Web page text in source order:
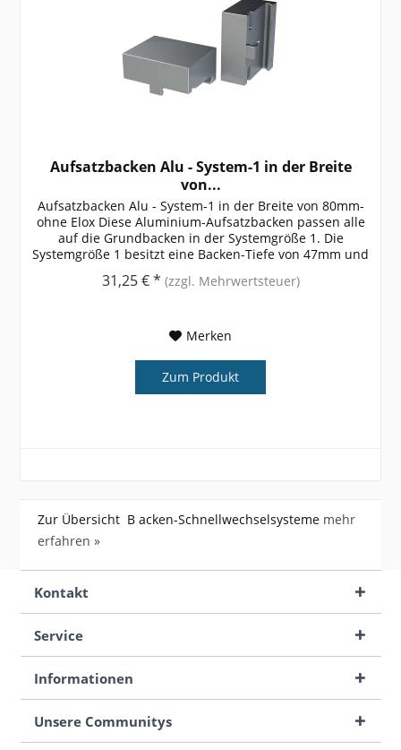
Aufsatzbacken Alu - System-1 in der Breite
von...
Aufsatzbacken Alu - System-1 in der Breite von 80mm-
ohne Elox Diese Aluminium-Aufsatzbacken passen alle
auf die Grundbacken in der Systemgröße 1. Die
Systemgröße 1 besitzt eine Backen-Tiefe von 47mm und
31,25 € * (zzgl. Mehrwertsteuer)
Merken
Zum Produkt
Zur Übersicht B acken-Schnellwechselsysteme mehr
erfahren »
Kontakt
Service
Informationen
Unsere Communitys